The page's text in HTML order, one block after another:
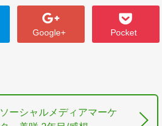
Google+ Pocket
ソーシャルメディアマーケ